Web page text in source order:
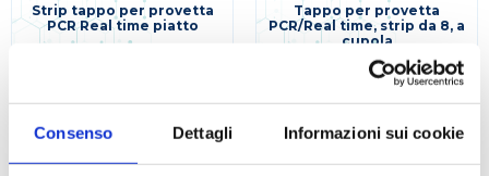
Consenso Dettagli Informazioni sui cookie
Strip tappo per provetta
PCR Real time piatto
Tappo per provetta
PCR/Real time, strip da 8, a
cupola